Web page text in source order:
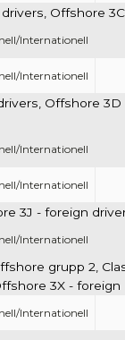
Offshore
Internationell
Internationell
Offshore
Internationell
Internationell
3J - foreign
Internationell
grupp 2,
3X -
Internationell